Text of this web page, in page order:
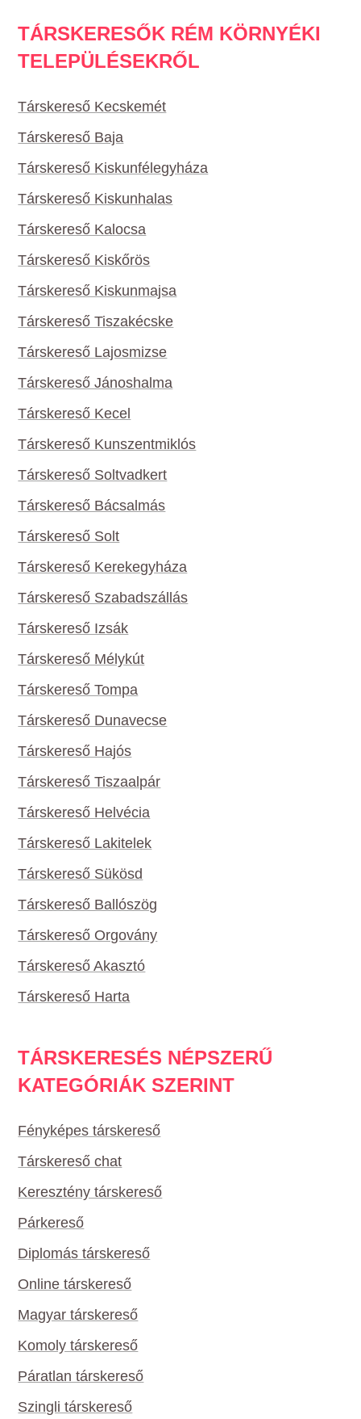
TÁRSKERESŐK RÉM KÖRNYÉKI
TELEPÜLÉSEKRŐL
Társkereső Kecskemét
Társkereső Baja
Társkereső Kiskunfélegyháza
Társkereső Kiskunhalas
Társkereső Kalocsa
Társkereső Kiskőrös
Társkereső Kiskunmajsa
Társkereső Tiszakécske
Társkereső Lajosmizse
Társkereső Jánoshalma
Társkereső Kecel
Társkereső Kunszentmiklós
Társkereső Soltvadkert
Társkereső Bácsalmás
Társkereső Solt
Társkereső Kerekegyháza
Társkereső Szabadszállás
Társkereső Izsák
Társkereső Mélykút
Társkereső Tompa
Társkereső Dunavecse
Társkereső Hajós
Társkereső Tiszaalpár
Társkereső Helvécia
Társkereső Lakitelek
Társkereső Sükösd
Társkereső Ballószög
Társkereső Orgovány
Társkereső Akasztó
Társkereső Harta
TÁRSKERESÉS NÉPSZERŰ
KATEGÓRIÁK SZERINT
Fényképes társkereső
Társkereső chat
Keresztény társkereső
Párkereső
Diplomás társkereső
Online társkereső
Magyar társkereső
Komoly társkereső
Páratlan társkereső
Szingli társkereső